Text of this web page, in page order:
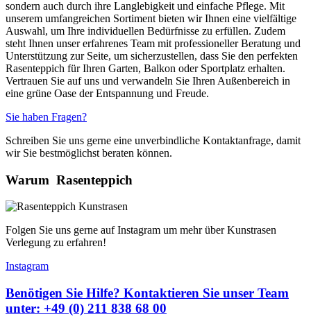
sondern auch durch ihre Langlebigkeit und einfache Pflege. Mit
unserem umfangreichen Sortiment bieten wir Ihnen eine vielfältige
Auswahl, um Ihre individuellen Bedürfnisse zu erfüllen. Zudem
steht Ihnen unser erfahrenes Team mit professioneller Beratung und
Unterstützung zur Seite, um sicherzustellen, dass Sie den perfekten
Rasenteppich für Ihren Garten, Balkon oder Sportplatz erhalten.
Vertrauen Sie auf uns und verwandeln Sie Ihren Außenbereich in
eine grüne Oase der Entspannung und Freude.
Sie haben Fragen?
Schreiben Sie uns gerne eine unverbindliche Kontaktanfrage, damit
wir Sie bestmöglichst beraten können.
Warum Rasenteppich
Folgen Sie uns gerne auf Instagram um mehr über Kunstrasen
Verlegung zu erfahren!
Instagram
Benötigen Sie Hilfe? Kontaktieren Sie unser Team
unter: +49 (0) 211 838 68 00